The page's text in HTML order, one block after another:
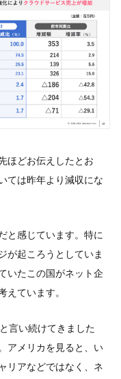
ほどお伝えしたとお
ては昨年より減収にな
と感じています。特に
が起ころうとしていま
いたこの国がネット企
えています。
言い続けてきました
アメリカを見ると、い
リアなどではなく、ネ